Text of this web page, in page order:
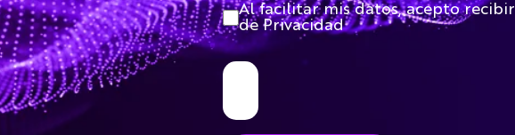
Al facilitar mis datos, acepto
de Privacidad